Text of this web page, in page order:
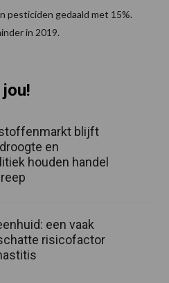
pesticiden gedaald met 15%.
in 2019.
blijft
en
houden handel
een vaak
risicofactor